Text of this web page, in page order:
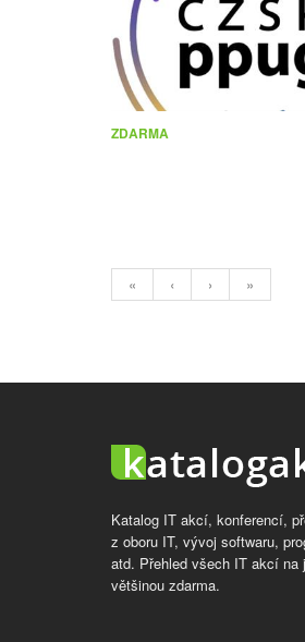
ZDARMA
« ‹ › »
Katalog IT akcí, konferencí,
z oboru IT, vývoj softwaru,
atd. Přehled všech IT akcí na
většinou zdarma.